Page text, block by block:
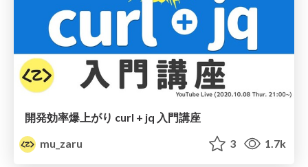
開発効率爆上がり curl + jq 入門講座
mu_zaru
3 1.7k